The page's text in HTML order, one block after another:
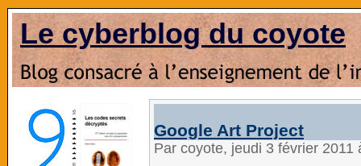
Le cyberblog du coyote
Google Art Project
Par coyote, jeudi 3 février